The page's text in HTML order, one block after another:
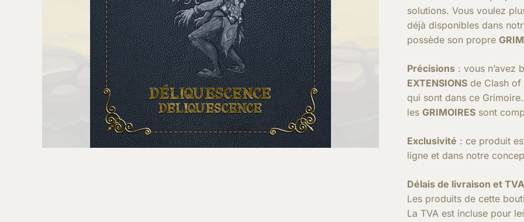
solutions. Vous voulez
déjà disponibles dans
possède son propre
Précisions : vous n’avez
EXTENSIONS de Clash
qui sont dans ce
les GRIMOIRES sont
Exclusivité : ce produit
ligne et dans notre
Délais de livraison et
Les produits de cette
La TVA est incluse pour